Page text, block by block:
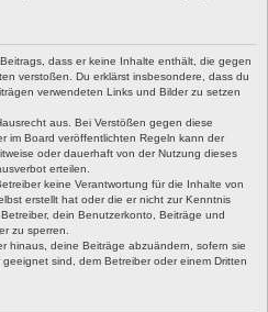
dass er keine Inhalte enthält, die gegen
verstoßen. Du erklärst insbesondere, dass du
verwendeten Links und Bilder zu setzen
aus. Bei Verstößen gegen diese
im Board veröffentlichten Regeln kann der
oder dauerhaft von der Nutzung dieses
erteilen.
keine Verantwortung für die Inhalte von
erstellt hat oder die er nicht zur Kenntnis
dein Benutzerkonto, Beiträge und
zu sperren.
hinaus, deine Beiträge abzuändern, sofern sie
sind, dem Betreiber oder einem Dritten